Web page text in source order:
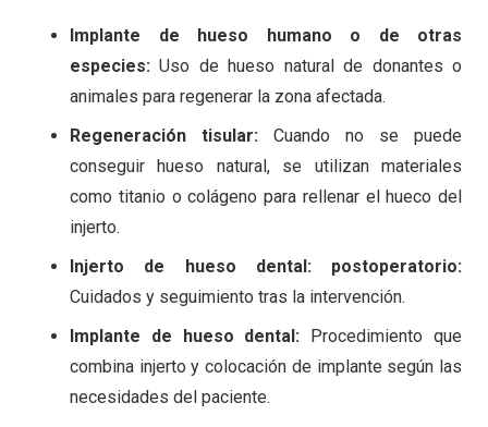
Implante de hueso humano o de otras
especies: Uso de hueso natural de donantes o
animales para regenerar la zona afectada.
Regeneración tisular: Cuando no se puede
conseguir hueso natural, se utilizan materiales
como titanio o colágeno para rellenar el hueco del
injerto.
Injerto de hueso dental: postoperatorio:
Cuidados y seguimiento tras la intervención.
Implante de hueso dental: Procedimiento que
combina injerto y colocación de implante según las
necesidades del paciente.